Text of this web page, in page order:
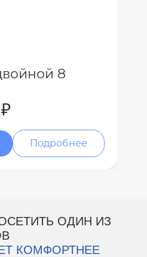
8
Подробнее
ОДИН ИЗ
КОМФОРТНЕЕ